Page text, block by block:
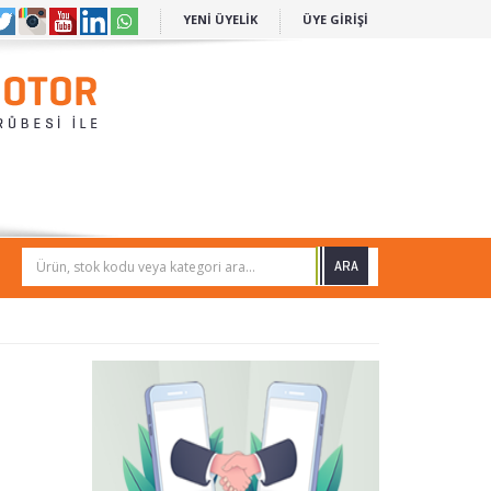
YENİ ÜYELİK ÜYE GİRİŞİ
Ürün, stok kodu veya kategori ara...